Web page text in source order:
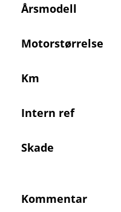
Årsmodell
Motorstørrelse
Km
Intern ref
Skade
Kommentar